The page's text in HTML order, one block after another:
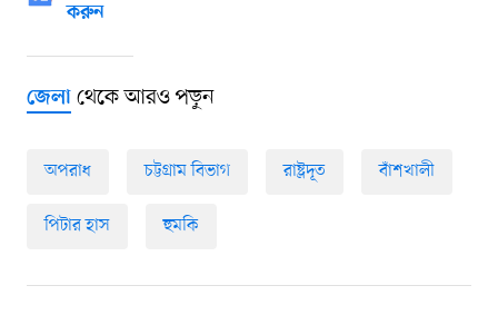
করুন
জেলাথেকে আরও পড়ুন
অপরাধ চট্টগ্রাম বিভাগ রাষ্ট্রদূত বাঁশখালী
পিটার হাস হুমকি